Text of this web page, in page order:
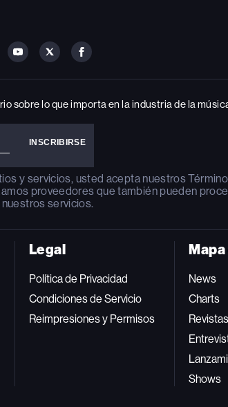
FOLLOW
ON
FOLLOW
ON
FOLLOW
ON
sobre lo que importa en la industria de la
y servicios, usted acepta nuestros
proveedores que también pueden
servicios.
Legal
Política de Privacidad
Condiciones de Servicio
Reimpresiones y Permisos
News
Charts
Revistas
Shows